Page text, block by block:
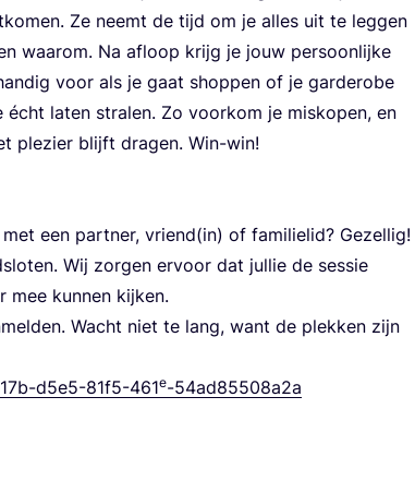
Ze neemt de tijd om je alles uit te leg­gen
waar­om. Na afloop krijg je jouw per­soon­lij­ke
voor als je gaat shop­pen of je gar­de­ro­be
laten stra­len. Zo voor­kom je mis­ko­pen, en
ple­zier blijft dra­gen. Win-win!
een part­ner, vriend(in) of fami­lie­lid? Gezel­lig!
Wij zor­gen ervoor dat jul­lie de ses­sie
mee kun­nen kijken.
Wacht niet te lang, want de plek­ken zijn
b-d5e5-81f5-461e-54ad85508a2a